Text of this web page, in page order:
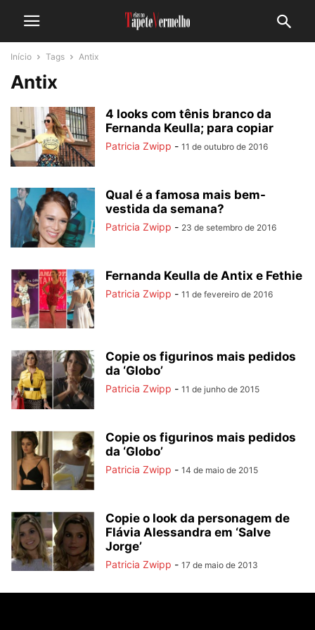
Início Tags Antix
Antix
4 looks com tênis branco da
Fernanda Keulla; para copiar
Patricia Zwipp - 11 de outubro de 2016
Qual é a famosa mais bem-
vestida da semana?
Patricia Zwipp - 23 de setembro de 2016
Fernanda Keulla de Antix e Fethie
Patricia Zwipp - 11 de fevereiro de 2016
Copie os figurinos mais pedidos
da ‘Globo’
Patricia Zwipp - 11 de junho de 2015
Copie os figurinos mais pedidos
da ‘Globo’
Patricia Zwipp - 14 de maio de 2015
Copie o look da personagem de
Flávia Alessandra em ‘Salve
Jorge’
Patricia Zwipp - 17 de maio de 2013